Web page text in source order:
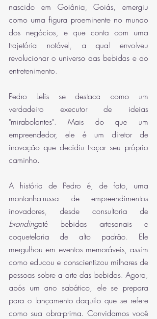
nascido em Goiânia, Goiás, emergiu
como uma figura proeminente no mundo
dos negócios, e que conta com uma
trajetória notável, a qual envolveu
revolucionar o universo das bebidas e do
entretenimento.
Pedro Lelis se destaca como um
verdadeiro executor de ideias
"mirabolantes". Mais do que um
empreendedor, ele é um diretor de
inovação que decidiu traçar seu próprio
caminho.
A história de Pedro é, de fato, uma
montanha-russa de empreendimentos
brandingaté bebidas artesanais e
coquetelaria de alto padrão. Ele
mergulhou em eventos memoráveis, assim
como educou e conscientizou milhares de
pessoas sobre a arte das bebidas. Agora,
após um ano sabático, ele se prepara
para o lançamento daquilo que se refere
como sua obra-prima. Convidamos você